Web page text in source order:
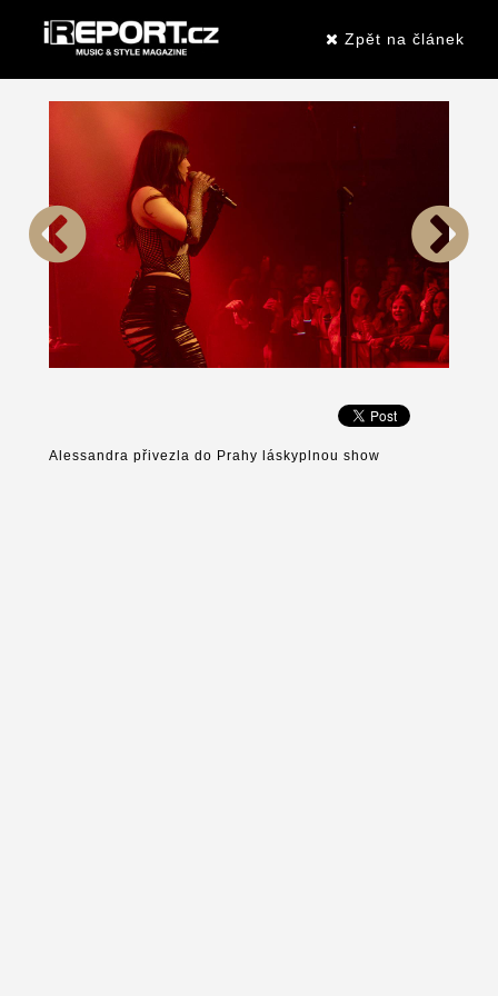
Zpět na článek
Alessandra přivezla do Prahy láskyplnou show